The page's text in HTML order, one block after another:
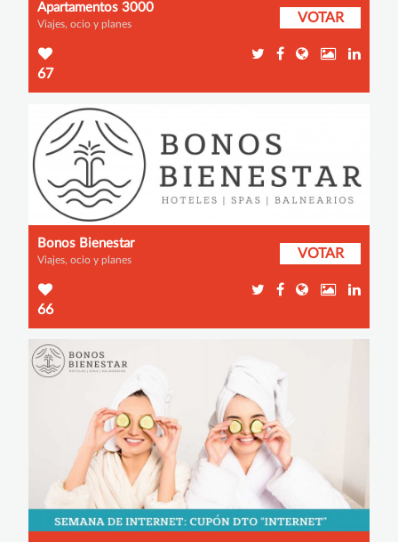
Apartamentos 3000
Viajes, ocio y planes VOTAR
67
Bonos Bienestar
Viajes, ocio y planes VOTAR
66